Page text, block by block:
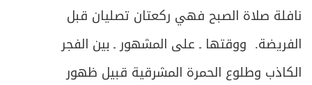
نافلة صلاة الصبح فهي ركعتان تصليان قبل
الفريضة. ووقتها ـ على المشهور ـ بين الفجر
الكاذب وطلوع الحمرة المشرقية قبيل ظهور